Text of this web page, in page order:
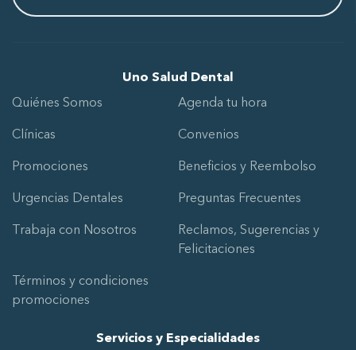
Uno Salud Dental
Quiénes Somos
Agenda tu hora
Clínicas Convenios
Promociones Beneficios y Reembolso
Urgencias Dentales Preguntas Frecuentes
Trabaja con Nosotros
Reclamos, Sugerencias y
Felicitaciones
Términos y condiciones
promociones
Servicios y Especialidades